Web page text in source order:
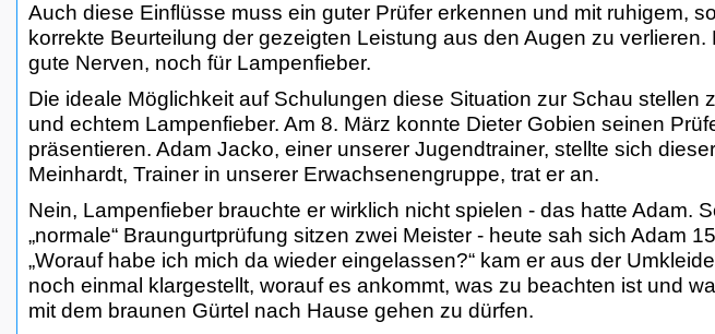
Auch diese Einflüsse muss ein guter Prüfer erkennen und mit ruhigem,
korrekte Beurteilung der gezeigten Leistung aus den Augen zu
gute Nerven, noch für Lampenfieber.
Die ideale Möglichkeit auf Schulungen diese Situation zur Schau stellen
und echtem Lampenfieber. Am 8. März konnte Dieter Gobien seinen
präsentieren. Adam Jacko, einer unserer Jugendtrainer, stellte sich
Meinhardt, Trainer in unserer Erwachsenengruppe, trat er an.
Nein, Lampenfieber brauchte er wirklich nicht spielen - das hatte Adam.
„normale“ Braungurtprüfung sitzen zwei Meister - heute sah sich Adam
„Worauf habe ich mich da wieder eingelassen?“ kam er aus der
noch einmal klargestellt, worauf es ankommt, was zu beachten ist und
mit dem braunen Gürtel nach Hause gehen zu dürfen.